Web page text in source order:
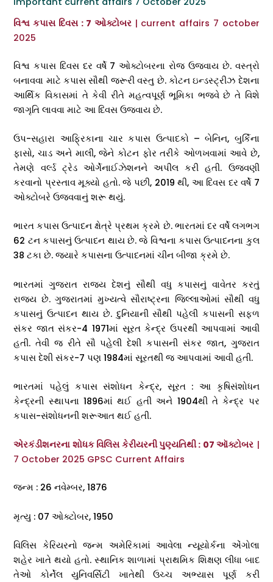
વિશ્વ કપાસ દિવસ : 7 ઓક્ટોબર | current affairs 7 october
2025
વિશ્વ કપાસ દિવસ દર વર્ષે 7 ઓક્ટોબરના રોજ ઉજવાય છે. વસ્ત્રો
બનાવવા માટે કપાસ સૌથી જરૂરી વસ્તુ છે. કોટન ઇન્ડસ્ટ્રીઝ દેશના
આર્થિક વિકાસમાં તે કેવી રીતે મહત્વપૂર્ણ ભૂમિકા ભજવે છે તે વિશે
જાગૃતિ લાવવા માટે આ દિવસ ઉજવાય છે.
ઉપ-સહારા આફ્રિકાના ચાર કપાસ ઉત્પાદકો – બેનિન, બુર્કિના
ફાસો, ચાડ અને માલી, જેને કોટન ફોર તરીકે ઓળખવામાં આવે છે,
તેમણે વર્લ્ડ ટ્રેડ ઓર્ગેનાઈઝેશનને અપીલ કરી હતી. ઉજવણી
કરવાનો પ્રસ્તાવ મૂક્યો હતો. જે પછી, 2019 થી, આ દિવસ દર વર્ષે 7
ઓક્ટોબરે ઉજવવાનું શરૂ થયું.
ભારત કપાસ ઉત્પાદન ક્ષેત્રે પ્રથમ ક્રમે છે. ભારતમાં દર વર્ષે લગભગ
62 ટન કપાસનું ઉત્પાદન થાય છે. જે વિશ્વના કપાસ ઉત્પાદનના કુલ
38 ટકા છે. જ્યારે કપાસના ઉત્પાદનમાં ચીન બીજા ક્રમે છે.
ભારતમાં ગુજરાત રાજ્ય દેશનું સૌથી વધુ કપાસનું વાવેતર કરતું
રાજ્ય છે. ગુજરાતમાં મુખ્યત્વે સૌરાષ્ટ્રના જિલ્લાઓમાં સૌથી વધુ
કપાસનું ઉત્પાદન થાય છે. દુનિયાની સૌથી પહેલી કપાસની સફળ
સંકર જાત સંકર-4 1971માં સૂરત કેન્દ્ર ઉપરથી આપવામાં આવી
હતી. તેવી જ રીતે સૌ પહેલી દેશી કપાસની સંકર જાત, ગુજરાત
કપાસ દેશી સંકર-7 પણ 1984માં સૂરતથી જ આપવામાં આવી હતી.
ભારતમાં પહેલું કપાસ સંશોધન કેન્દ્ર, સૂરત : આ કૃષિસંશોધન
કેન્દ્રની સ્થાપના 1896માં થઈ હતી અને 1904થી તે કેન્દ્ર પર
કપાસ-સંશોધનની શરૂઆત થઈ હતી.
એરકંડીશનરના શોધક વિલિસ કેરીયરની પુણ્યતિથી : 07 ઑક્ટોબર |
7 October 2025 GPSC Current Affairs
જન્મ : 26 નવેમ્બર, 1876
મૃત્યુ : 07 ઓક્ટોબર, 1950
વિલિસ કેરિયરનો જન્મ અમેરિકામાં આવેલા ન્યૂયોર્કના એંગોલા
શહેર ખાતે થયો હતો. સ્થાનિક શાળામાં પ્રાથમિક શિક્ષણ લીધા બાદ
તેઓ કોર્નેલ યુનિવર્સિટી ખાતેથી ઉચ્ચ અભ્યાસ પૂર્ણ કરી